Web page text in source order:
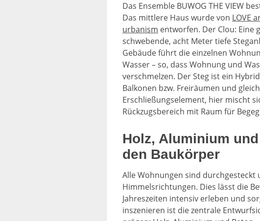
Das Ensemble BUWOG THE VIEW
Das mittlere Haus wurde von LOVE
urbanism entworfen. Der Clou: Eine
schwebende, acht Meter tiefe
Gebäude führt die einzelnen
Wasser – so, dass Wohnung und
verschmelzen. Der Steg ist ein
Balkonen bzw. Freiräumen und
Erschließungselement, hier mischt
Rückzugsbereich mit Raum für
Holz, Aluminium
den Baukörper
Alle Wohnungen sind durchgesteckt
Himmelsrichtungen. Dies lässt die
Jahreszeiten intensiv erleben und
inszenieren ist die zentrale